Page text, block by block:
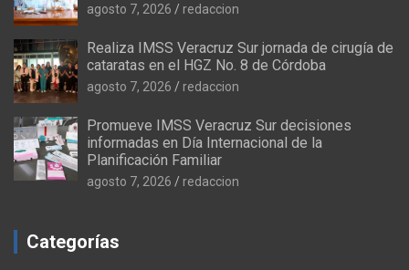
agosto 7, 2026 redaccion
Realiza IMSS Veracruz Sur jornada de cirugía de
cataratas en el HGZ No. 8 de Córdoba
agosto 7, 2026 redaccion
Promueve IMSS Veracruz Sur decisiones
informadas en Día Internacional de la
Planificación Familiar
agosto 7, 2026 redaccion
Categorías